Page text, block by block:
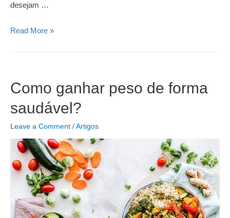
desejam …
O
Read More »
Como ganhar peso de forma
saudável?
Leave a Comment /Artigos